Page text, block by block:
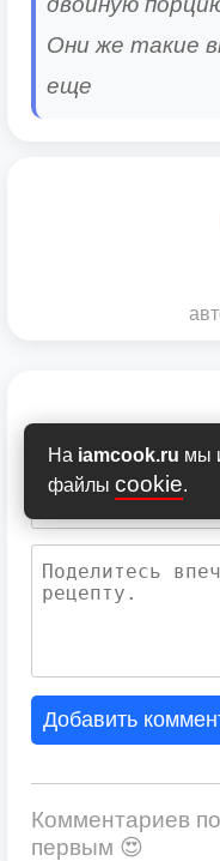
На iamcook.ru мы
файлы cookie.
Они же такие
еще
Добавить
Комментариев
первым 😍